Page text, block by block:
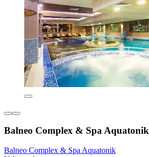
Balneo Complex & Spa Aquatonik
Balneo Complex & Spa Aquatonik